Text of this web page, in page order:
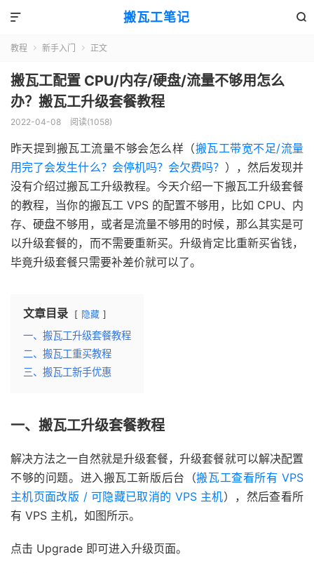
搬瓦工笔记 

教程  新手入门  正文
搬瓦工配置 CPU/内存/硬盘/流量不够用怎么
办？搬瓦工升级套餐教程
2022-04-08 阅读(1058)
昨天提到搬瓦工流量不够会怎么样（搬瓦工带宽不足/流量
用完了会发生什么？会停机吗？会欠费吗？ ），然后发现并
没有介绍过搬瓦工升级教程。今天介绍一下搬瓦工升级套餐
的教程，当你的搬瓦工 VPS 的配置不够用，比如 CPU、内
存、硬盘不够用，或者是流量不够用的时候，那么其实是可
以升级套餐的，而不需要重新买。升级肯定比重新买省钱，
毕竟升级套餐只需要补差价就可以了。
文章目录 隐藏
一、搬瓦工升级套餐教程
二、搬瓦工重买教程
三、搬瓦工新手优惠
一、搬瓦工升级套餐教程
解决方法之一自然就是升级套餐，升级套餐就可以解决配置
不够的问题。进入搬瓦工新版后台（搬瓦工查看所有 VPS
主机页面改版 / 可隐藏已取消的 VPS 主机），然后查看所
有 VPS 主机，如图所示。
点击 Upgrade 即可进入升级页面。